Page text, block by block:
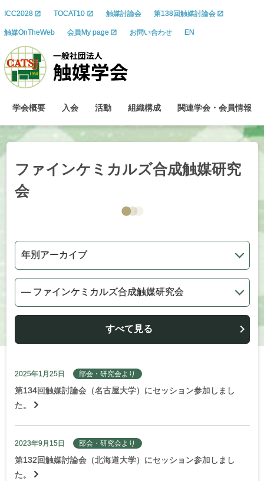
ICC2028 TOCAT10 触媒討論会 第138回触媒討論会
触媒OnTheWeb 会員My page お問い合わせ EN
学会概要 入会 活動 組織構成 関連学会 ・ 会員情報
ファインケミカルズ合成触媒研究
会
すべて見る
2025年1月25日 部会・研究会より
第134回触媒討論会（名古屋大学）にセッション参加しまし
た。
2023年9月15日 部会・研究会より
第132回触媒討論会（北海道大学）にセッション参加しまし
た。